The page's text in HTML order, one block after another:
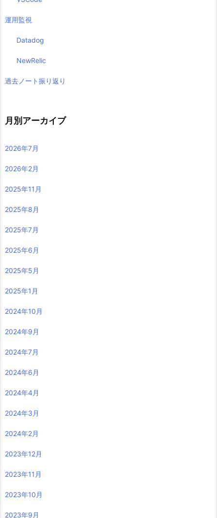
運用監視
Datadog
NewRelic
過去ノート振り返り
月別アーカイブ
2026年7月
2026年2月
2025年11月
2025年8月
2025年7月
2025年6月
2025年5月
2025年1月
2024年10月
2024年9月
2024年7月
2024年6月
2024年4月
2024年3月
2024年2月
2023年12月
2023年11月
2023年10月
2023年9月